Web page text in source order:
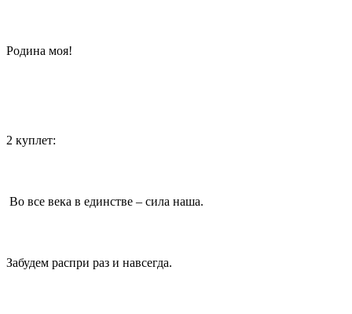
Родина моя!
2 куплет:
Во все века в единстве – сила наша.
Забудем распри раз и навсегда.